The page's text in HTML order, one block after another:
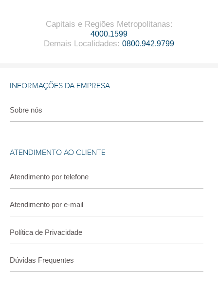
Capitais e Regiões Metropolitanas:
4000.1599
Demais Localidades: 0800.942.9799
INFORMAÇÕES DA EMPRESA
Sobre nós
ATENDIMENTO AO CLIENTE
Atendimento por telefone
Atendimento por e-mail
Política de Privacidade
Dúvidas Frequentes